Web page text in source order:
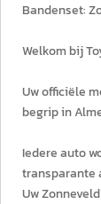
Bandenset:
Welkom bij
Uw officiële
begrip in
Iedere auto
transparante
Uw